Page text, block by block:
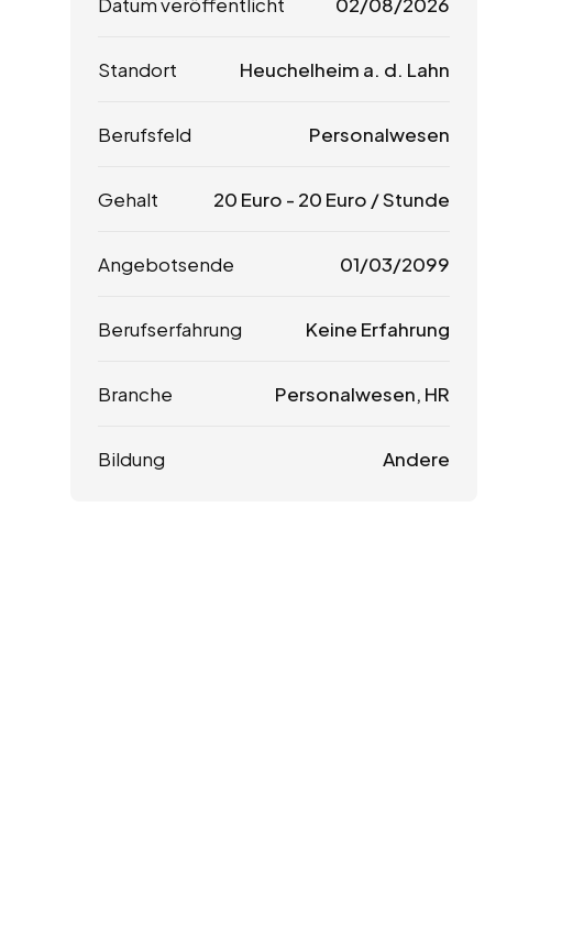
Datum veröffentlicht 02/08/2026
Standort Heuchelheim a. d. Lahn
Berufsfeld Personalwesen
Gehalt 20 Euro - 20 Euro / Stunde
Angebotsende 01/03/2099
Berufserfahrung Keine Erfahrung
Branche Personalwesen, HR
Bildung Andere